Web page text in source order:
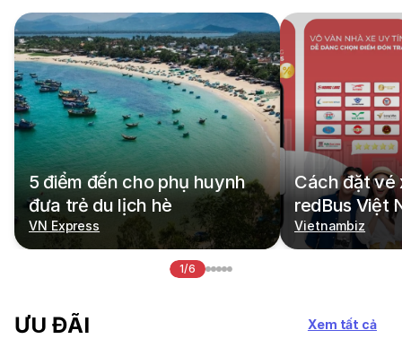
5 điểm đến cho phụ huynh
đưa trẻ du lịch hè
VN Express
Cách đặt vé
redBus Việt
Vietnambiz
1/6
ƯU ĐÃI Xem tất cả